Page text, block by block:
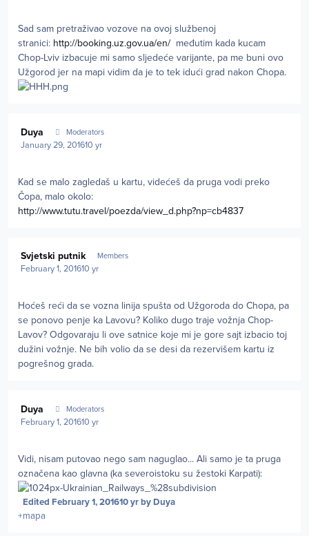
Sad sam pretraživao vozove na ovoj službenoj
stranici: http://booking.uz.gov.ua/en/ međutim kada kucam
Chop-Lviv izbacuje mi samo sljedeće varijante, pa me buni ovo
Užgorod jer na mapi vidim da je to tek idući grad nakon Chopa.
Duya Moderators
January 29, 201610 yr
Kad se malo zagledaš u kartu, videćeš da pruga vodi preko
Čopa, malo okolo:
http://www.tutu.travel/poezda/view_d.php?np=cb4837
Svjetski putnik Members
February 1, 201610 yr
Hoćeš reći da se vozna linija spušta od Užgoroda do Chopa, pa
se ponovo penje ka Lavovu? Koliko dugo traje vožnja Chop-
Lavov? Odgovaraju li ove satnice koje mi je gore sajt izbacio toj
dužini vožnje. Ne bih volio da se desi da rezervišem kartu iz
pogrešnog grada.
Duya Moderators
February 1, 201610 yr
Vidi, nisam putovao nego sam naguglao... Ali samo je ta pruga
označena kao glavna (ka severoistoku su žestoki Karpati):
Edited February 1, 201610 yrby Duya
+mapa